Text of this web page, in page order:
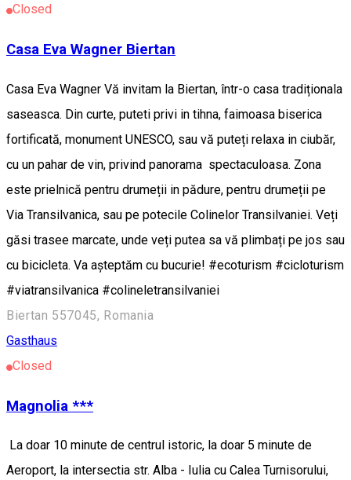
Closed
Casa Eva Wagner Biertan
Casa Eva Wagner Vă invitam la Biertan, într-o casa tradiționala
saseasca. Din curte, puteti privi in tihna, faimoasa biserica
fortificată, monument UNESCO, sau vă puteți relaxa in ciubăr,
cu un pahar de vin, privind panorama spectaculoasa. Zona
este prielnică pentru drumeții in pădure, pentru drumeții pe
Via Transilvanica, sau pe potecile Colinelor Transilvaniei. Veți
găsi trasee marcate, unde veți putea sa vă plimbați pe jos sau
cu bicicleta. Va așteptăm cu bucurie! #ecoturism #cicloturism
#viatransilvanica #colineletransilvaniei
Biertan 557045, Romania
Gasthaus
Closed
Magnolia ***
La doar 10 minute de centrul istoric, la doar 5 minute de
Aeroport, la intersectia str. Alba - Iulia cu Calea Turnisorului,